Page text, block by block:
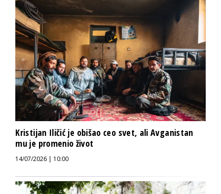
Kristijan Iličić je obišao ceo svet, ali Avganistan
mu je promenio život
14/07/2026 | 10:00